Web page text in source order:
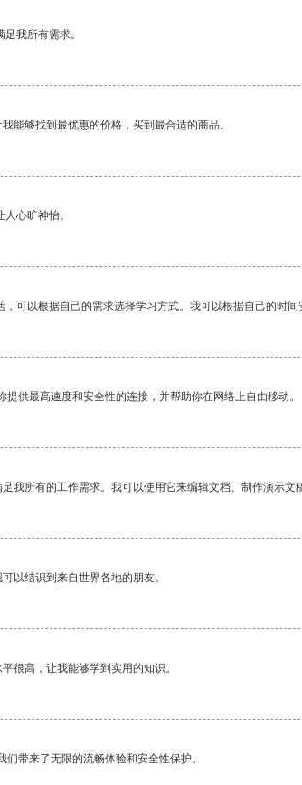
我所有需求。
能够找到最优惠的价格，买到最合适的商品。
心旷神怡。
可以根据自己的需求选择学习方式。我可以根据自己的时间
供最高速度和安全性的连接，并帮助你在网络上自由移动。
我所有的工作需求。我可以使用它来编辑文档、制作演示文
以结识到来自世界各地的朋友。
很高，让我能够学到实用的知识。
带来了无限的流畅体验和安全性保护。